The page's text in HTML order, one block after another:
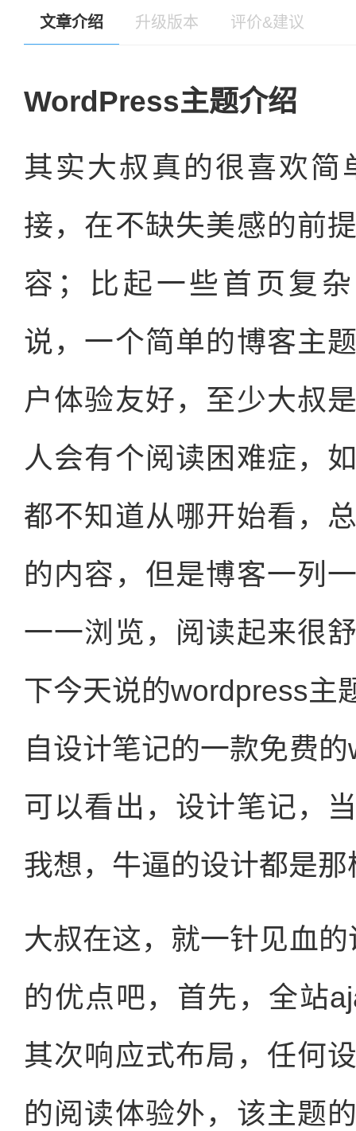
文章介绍 升级版本 评价&建议
WordPress主题介绍
其实大叔真的很喜欢
接，在不缺失美感的前
容；比起一些首页复
说，一个简单的博客主
户体验友好，至少大叔
人会有个阅读困难症，
都不知道从哪开始看，
的内容，但是博客一列
一一浏览，阅读起来很
下今天说的wordpress主
自设计笔记的一款免费
可以看出，设计笔记，
我想，牛逼的设计都是
大叔在这，就一针见血
的优点吧，首先，全站
其次响应式布局，任何
的阅读体验外，该主题